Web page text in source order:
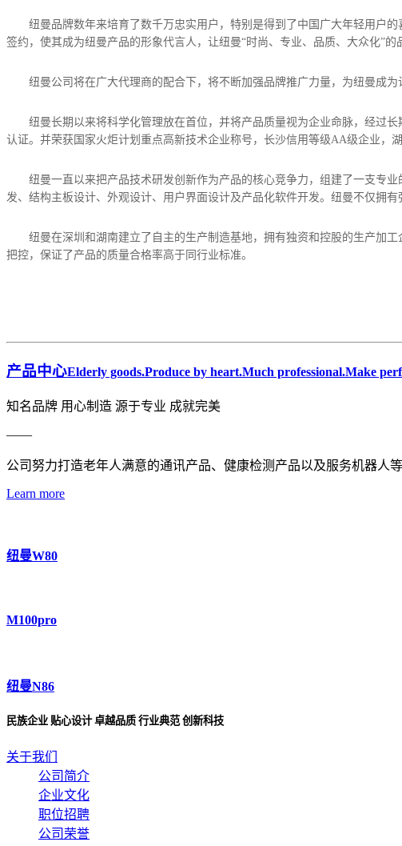
纽曼品牌数年来培育了数千万忠实用户，特别是得到了中国广大年轻用户
签约，使其成为纽曼产品的形象代言人，让纽曼“时尚、专业、品质、大众化”的
纽曼公司将在广大代理商的配合下，将不断加强品牌推广力量，为纽曼成
纽曼长期以来将科学化管理放在首位，并将产品质量视为企业命脉，经过
认证。并荣获国家火炬计划重点高新技术企业称号，长沙信用等级AA级企业，
纽曼一直以来把产品技术研发创新作为产品的核心竞争力，组建了一支专
发、结构主板设计、外观设计、用户界面设计及产品化软件开发。纽曼不仅拥
纽曼在深圳和湖南建立了自主的生产制造基地，拥有独资和控股的生产加
把控，保证了产品的质量合格率高于同行业标准。
产品中心Elderly goods.Produce by heart.Much professional.Make
知名品牌 用心制造 源于专业 成就完美
——
公司努力打造老年人满意的通讯产品、健康检测产品以及服务机器人
Learn more
纽曼W80
M100pro
纽曼N86
民族企业 贴心设计 卓越品质 行业典范 创新科技
关于我们
公司简介
企业文化
职位招聘
公司荣誉